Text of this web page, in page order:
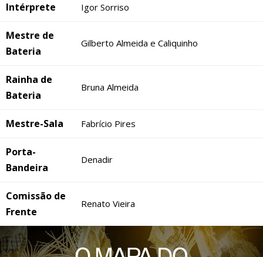
Intérprete Igor Sorriso
Mestre de
Bateria
Gilberto Almeida e Caliquinho
Rainha de
Bateria
Bruna Almeida
Mestre-Sala Fabrício Pires
Porta-
Bandeira
Denadir
Comissão de
Frente
Renato Vieira